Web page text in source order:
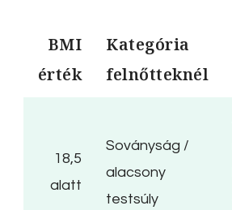
BMI
érték
Kategória
felnőtteknél
18,5
alatt
Soványság /
alacsony
testsúly